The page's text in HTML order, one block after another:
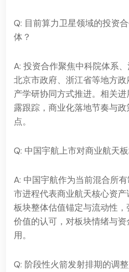
Q: 目前算力卫星领域的投资
体？
A: 投资合作聚焦中科院体系、
北京市政府、浙江省等地方
产学研协同方式推进。相关
露跟踪，商业化落地节奏与
点。
Q: 中国宇航上市对商业航天
A: 中国宇航作为当前混合所
市进程代表商业航天核心资
板块整体估值锚定与流动性
价值的认可，对板块情绪与
用。
Q: 阶段性火箭发射排期的调